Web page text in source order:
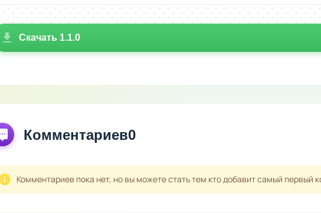
Скачать 1.1.0
Комментариев0
Комментариев пока нет, но вы можете стать тем кто добавит самый первый